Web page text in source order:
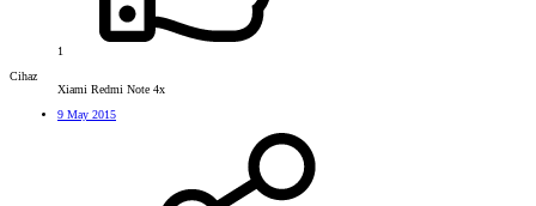
1
Cihaz
Xiami Redmi Note 4x
9 May 2015